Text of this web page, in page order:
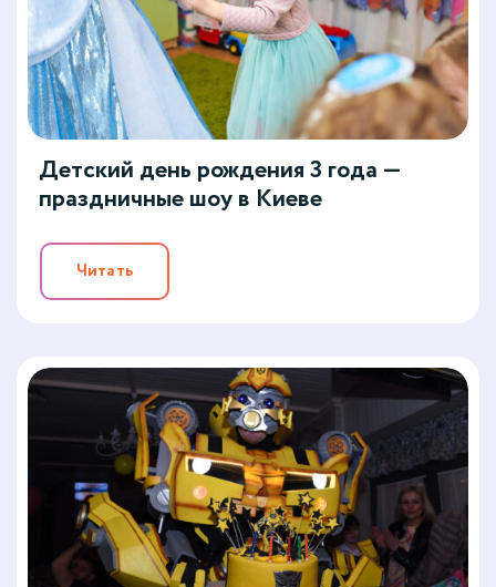
Детский день рождения 3 года —
праздничные шоу в Киеве
Читать